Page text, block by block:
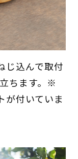
じ込んで取付
ちます。※
が付いていま